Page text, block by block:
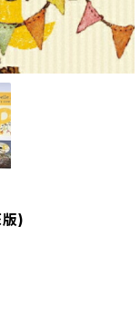
版)